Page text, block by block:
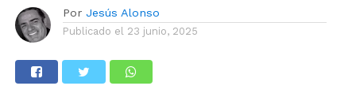
Por Jesús Alonso
Publicado el 23 junio, 2025